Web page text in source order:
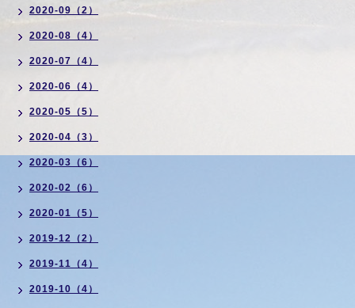
2020-09（2）
2020-08（4）
2020-07（4）
2020-06（4）
2020-05（5）
2020-04（3）
2020-03（6）
2020-02（6）
2020-01（5）
2019-12（2）
2019-11（4）
2019-10（4）